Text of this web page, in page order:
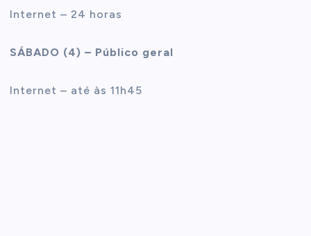
Internet – 24 horas
SÁBADO (4) – Público geral
Internet – até às 11h45